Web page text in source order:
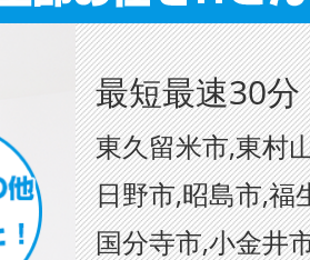
最短最速30
東久留米市,東村
日野市,昭島市,福
国分寺市,小金井